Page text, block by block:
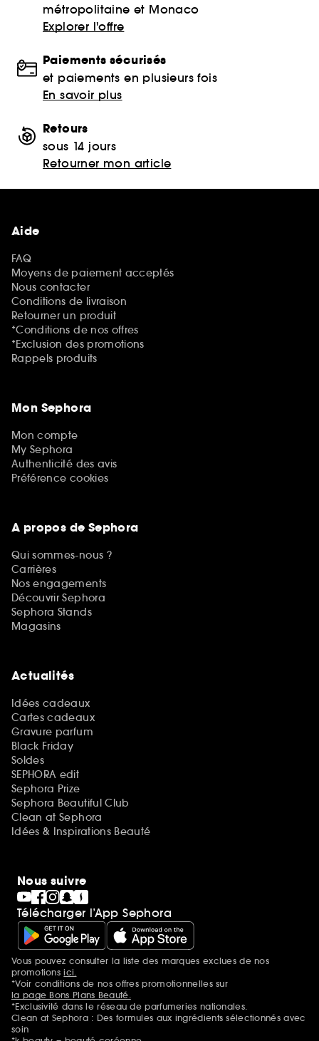
métropolitaine et Monaco
Explorer l'offre
Paiements sécurisés
et paiements en plusieurs fois
En savoir plus
Retours
sous 14 jours
Retourner mon article
Aide
FAQ
Moyens de paiement acceptés
Nous contacter
Conditions de livraison
Retourner un produit
*Conditions de nos offres
*Exclusion des promotions
Rappels produits
Mon Sephora
Mon compte
My Sephora
Authenticité des avis
Préférence cookies
A propos de Sephora
Qui sommes-nous ?
Carrières
Nos engagements
Découvrir Sephora
Sephora Stands
Magasins
Actualités
Idées cadeaux
Cartes cadeaux
Gravure parfum
Black Friday
Soldes
SEPHORA edit
Sephora Prize
Sephora Beautiful Club
Clean at Sephora
Idées & Inspirations Beauté
Nous suivre
Télécharger l’App Sephora
Mentions additionnelles
Vous pouvez consulter la liste des marques exclues de nos
promotionsici.
*Voir conditions de nos offres promotionnelles sur
la page Bons Plans Beauté.
*Exclusivité dans le réseau de parfumeries nationales.
Clean at Sephora : Des formules aux ingrédients sélectionnés avec
soin